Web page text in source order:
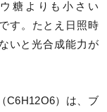
糖よりも小さい
す。たとえ日照時
いと光合成能力が
C6H12O6）は、ブ